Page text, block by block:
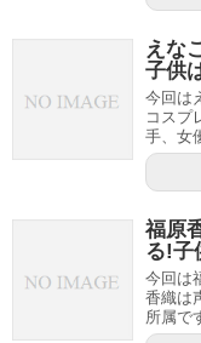
えな
子供
今回は
コスプ
手、女
福原
る!子
今回は
香織は
所属で